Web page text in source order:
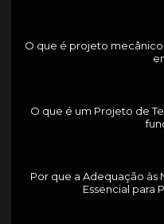
O que é projeto
O que é um Projeto de
Por que a Adequação às
Essencial para